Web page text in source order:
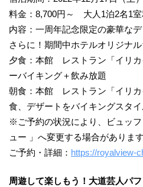
料金：8,700円～ 大人1泊2名1室
内容：一周年記念限定の豪華な
さらに！期間中ホテルオリジナ
夕食：本館 レストラン「イリカ
ーバイキング＋飲み放題
朝食：本館 レストラン「イリカ
食、デザートをバイキングスタ
※ご予約の状況により、ビュッ
ュー 」へ変更する場合があります
ご予約・詳細： https://royalview-
周遊して楽しもう！大道芸人パ